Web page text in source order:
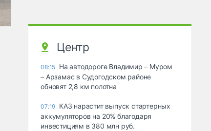
Центр
08:15 На автодороге Владимир – Муром
– Арзамас в Судогодском районе
обновят 2,8 км полотна
07:19 КАЗ нарастит выпуск стартерных
аккумуляторов на 20% благодаря
инвестициям в 380 млн руб.